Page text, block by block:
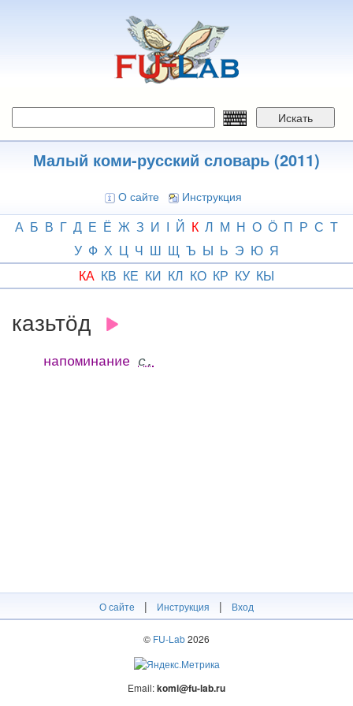
Искать
Малый коми-русский словарь (2011)
О сайте Инструкция
А Б В Г Д Е Ё Ж З И І Й К Л М Н О Ӧ П Р С Т
У Ф Х Ц Ч Ш Щ Ъ Ы Ь Э Ю Я
КА КВ КЕ КИ КЛ КО КР КУ КЫ
казьтӧд
напоминание с.
О сайте | Инструкция | Вход
© FU-Lab2026
Email:komi@fu-lab.ru